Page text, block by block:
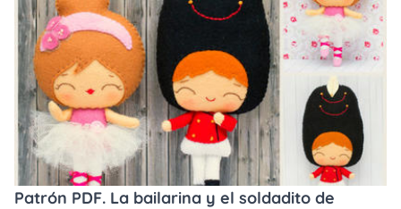
Patrón PDF. La bailarina y el soldadito de